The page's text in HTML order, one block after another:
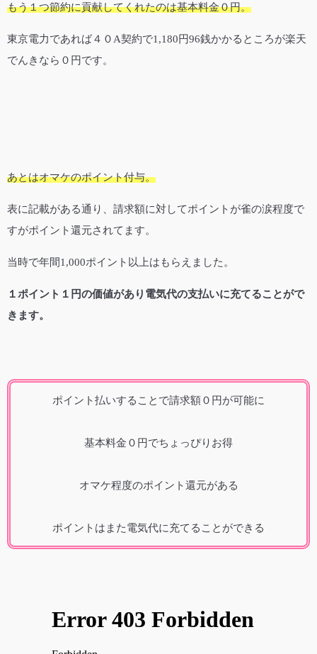
もう１つ節約に貢献してくれたのは基本料金０円。
東京電力であれば４０A契約で1,180円96銭かかるところが楽天
でんきなら０円です。
あとはオマケのポイント付与。
表に記載がある通り、請求額に対してポイントが雀の涙程度で
すがポイント還元されてます。
当時で年間1,000ポイント以上はもらえました。
１ポイント１円の価値があり電気代の支払いに充てることがで
きます。
ポイント払いすることで請求額０円が可能に
基本料金０円でちょっぴりお得
オマケ程度のポイント還元がある
ポイントはまた電気代に充てることができる